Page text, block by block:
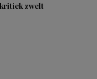
zwelt